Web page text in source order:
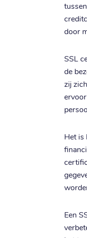
door
SSL
de
zij
Het is
Een